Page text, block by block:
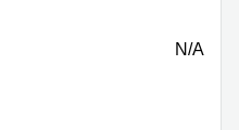
N/A